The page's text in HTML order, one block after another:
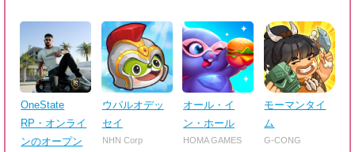
OneState
RP・オンライ
ンのオープン
ウパルオデッ
セイ
NHN Corp
オール・イ
ン・ホール
HOMA GAMES
モーマンタイ
ム
G-CONG